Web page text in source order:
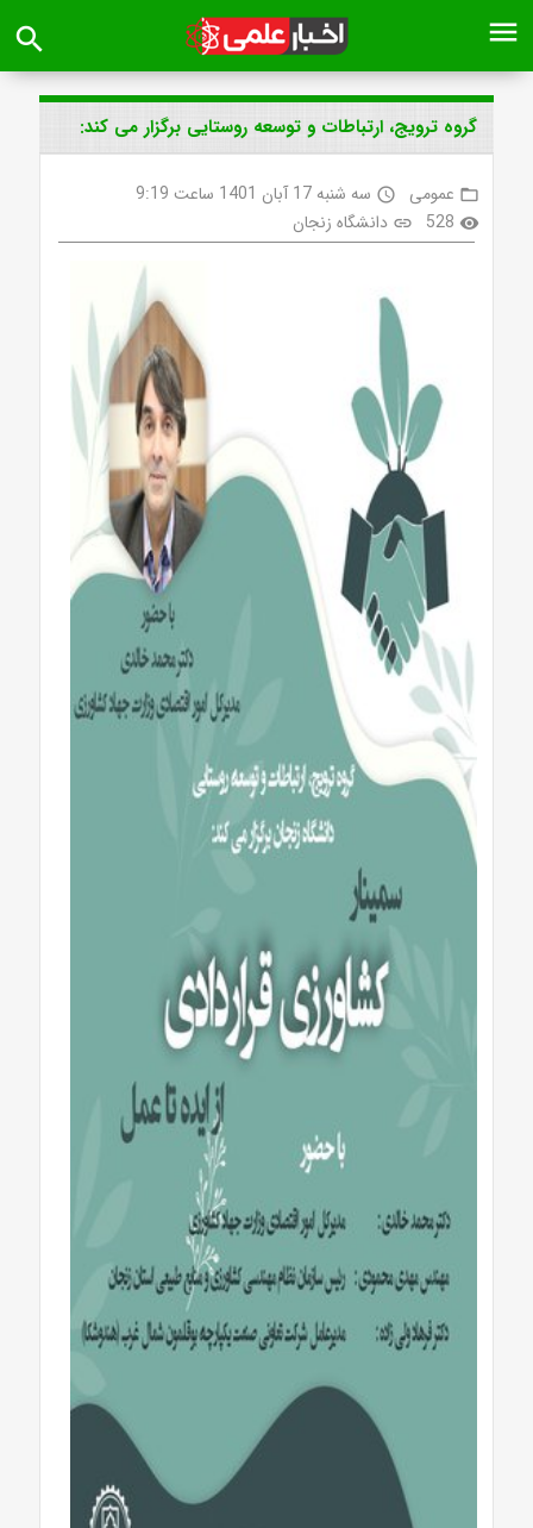
menu
search
گروه ترویج، ارتباطات و توسعه روستایی برگزار می کند:
folder_open عمومی access_time سه شنبه 17 آبان 1401 ساعت 9:19
visibility
528
link دانشگاه زنجان